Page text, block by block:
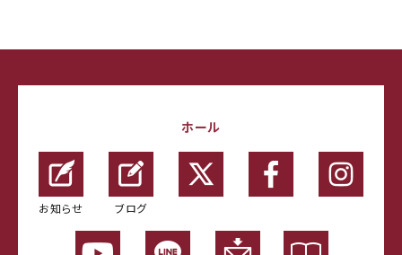
ホール
お知らせ ブログ